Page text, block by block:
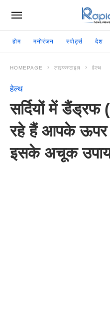
होम मनोरंजन स्पोर्ट्स देश
HOMEPAGE लाइफस्टाइल हेल्थ
हेल्थ
सर्दियों में
रहे हैं आपके ऊपर
इसके अचूक